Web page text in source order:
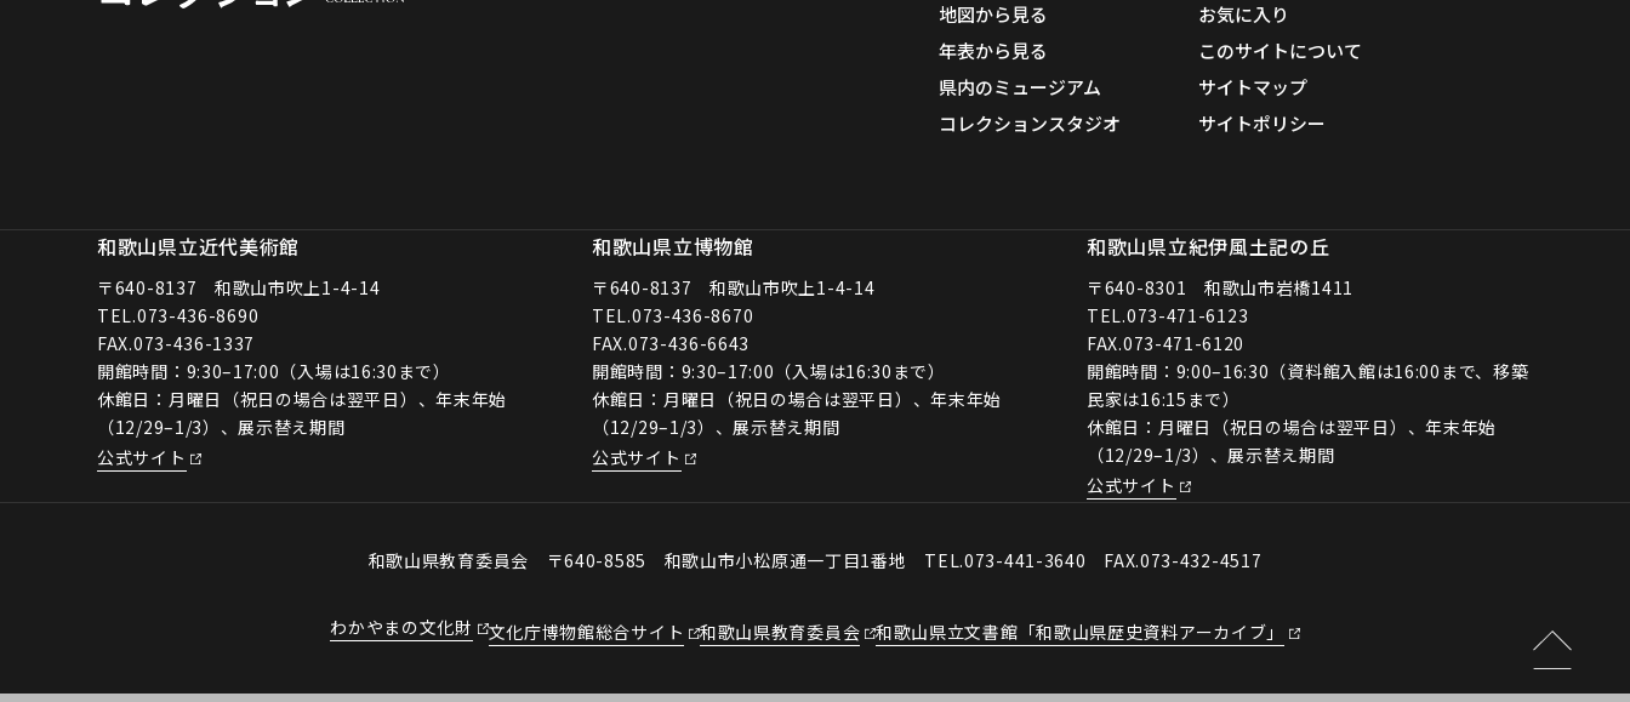
地図から見る
年表から見る
県内のミュージアム
コレクションスタジオ
お気に入り
このサイトについて
サイトマップ
サイトポリシー
和歌山県立近代美術館
〒640-8137 和歌山市吹上1-4-14
TEL.073-436-8690
FAX.073-436-1337
開館時間：9:30–17:00（入場は16:30まで）
休館日：月曜日（祝日の場合は翌平日）、年末年始
（12/29–1/3）、展示替え期間
公式サイト
和歌山県立博物館
〒640-8137 和歌山市吹上1-4-14
TEL.073-436-8670
FAX.073-436-6643
開館時間：9:30–17:00（入場は16:30まで）
休館日：月曜日（祝日の場合は翌平日）、年末年始
（12/29–1/3）、展示替え期間
公式サイト
和歌山県立紀伊風土記の丘
〒640-8301 和歌山市岩橋1411
TEL.073-471-6123
FAX.073-471-6120
開館時間：9:00–16:30（資料館入館は16:00まで、移築
民家は16:15まで）
休館日：月曜日（祝日の場合は翌平日）、年末年始
（12/29–1/3）、展示替え期間
公式サイト
和歌山県教育委員会 〒640-8585 和歌山市小松原通一丁目1番地 TEL.073-441-3640 FAX.073-432-4517
わかやまの文化財 文化庁博物館総合サイト 和歌山県教育委員会 和歌山県立文書館「和歌山県歴史資料アーカイブ」